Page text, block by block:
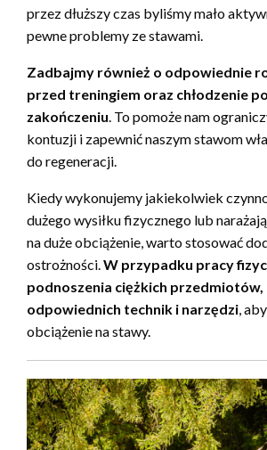
przez dłuższy czas byliśmy mało
pewne problemy ze stawami.
Zadbajmy również o odpowiednie
przed treningiem oraz chłodzenie
zakończeniu. To pomoże nam
kontuzji i zapewnić naszym stawom
do regeneracji.
Kiedy wykonujemy jakiekolwiek
dużego wysiłku fizycznego lub
na duże obciążenie, warto stosować
ostrożności.W przypadku pracy
podnoszenia ciężkich
odpowiednich technik i narzędzi,
obciążenie na stawy.